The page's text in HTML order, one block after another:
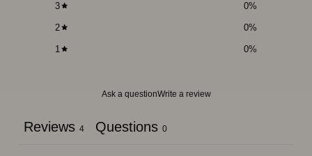
3 0%
2 0%
1 0%
Ask a questionWrite a review
Reviews 4 Questions 0